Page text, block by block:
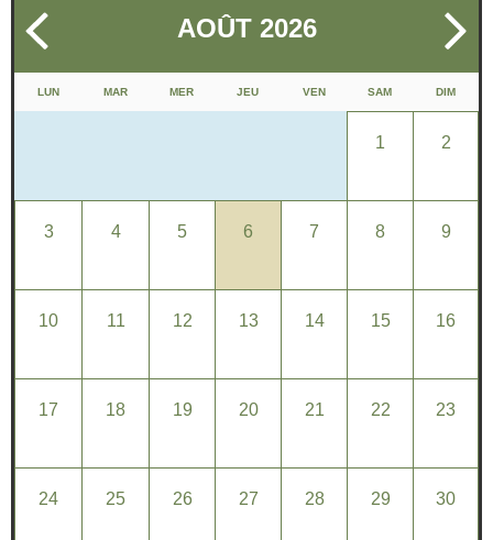
AOÛT 2026
LUN MAR MER JEU VEN SAM DIM
1 2
3 4 5 6 7 8 9
10 11 12 13 14 15 16
17 18 19 20 21 22 23
24 25 26 27 28 29 30